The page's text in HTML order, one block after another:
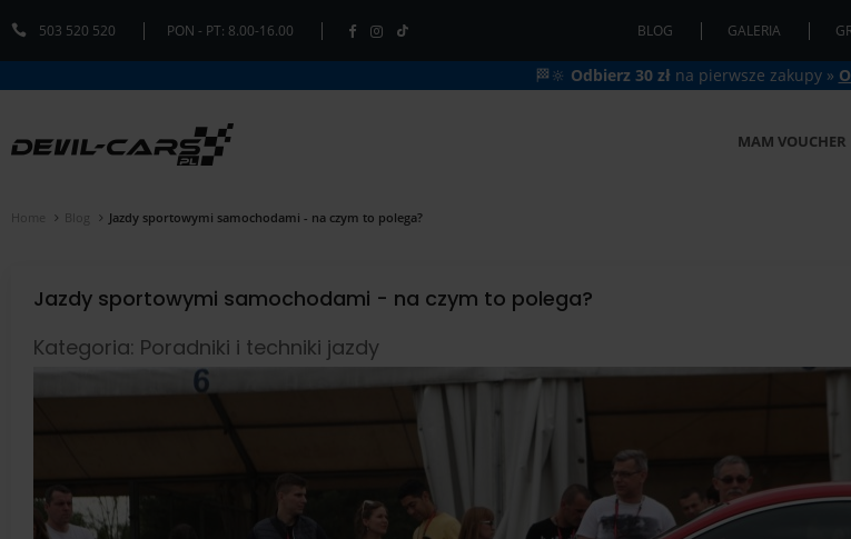
503 520 520 PON - PT: 8.00-16.00 BLOG GALERIA
🏁🔆 Odbierz 30 zł na pierwsze zakupy »
MAM VOUCHER
Home Blog Jazdy sportowymi samochodami - na czym to polega?
Jazdy sportowymi samochodami - na czym to polega?
Kategoria: Poradniki i techniki jazdy